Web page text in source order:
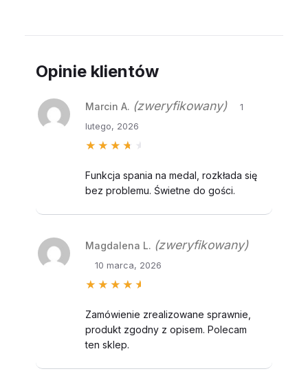
Opinie klientów
Oceniono
na 5
Marcin A. (zweryfikowany)
1
lutego, 2026
Funkcja spania na medal, rozkłada się
bez problemu. Świetne do gości.
Oceniono
na 5
Magdalena L. (zweryfikowany)
10 marca, 2026
Zamówienie zrealizowane sprawnie,
produkt zgodny z opisem. Polecam
ten sklep.